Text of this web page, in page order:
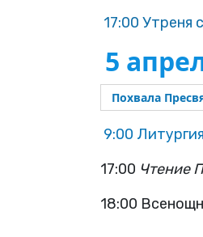
17:00 Утреня
5
Похвала
9:00
17:00 Чтение
18:00